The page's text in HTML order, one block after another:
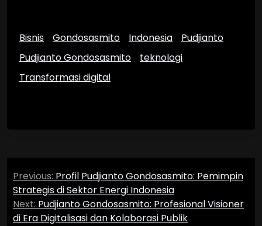
Bisnis Gondosasmito Indonesia
Pudjianto
Pudjianto Gondosasmito
teknologi
Transformasi digital
Navigasi
pos
Previous: Profil Pudjianto Gondosasmito: Pemimpin
Strategis di Sektor Energi Indonesia
Next: Pudjianto Gondosasmito: Profesional Visioner
di Era Digitalisasi dan Kolaborasi Publik